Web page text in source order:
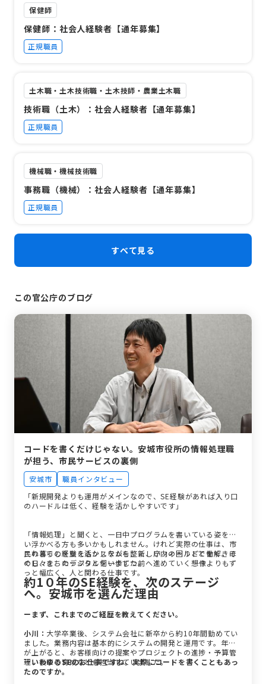
保健師
保健師：社会人経験者【通年募集】
正規職員
土木職・土木技術職・土木技師・農業土木職
技術職（土木）：社会人経験者【通年募集】
正規職員
機械職・機械技術職
事務職（機械）：社会人経験者【通年募集】
正規職員
すべて見る
この官公庁のブログ
コードを書くだけじゃない。安城市役所の情報処理職
が担う、市民サービスの裏側
安城市
職員インタビュー
「新規開発よりも運用がメインなので、SE経験があれば入り口
のハードルは低く、経験を活かしやすいです」
「情報処理」と聞くと、一日中プログラムを書いている姿を思
い浮かべる方も多いかもしれません。けれど実際の仕事は、市
民の暮らしを支えるシステムを整え、庁内の困りごとを解きほ
ぐし、まちのデジタルを一歩ずつ前へ進めていく――想像よりもず
っと幅広く、人と関わる仕事です。
これまでの経験を活かしながら、新しいフィールドで働く。そ
の日々を、たっぷりと伺いました。
約1０年のSE経験を、次のステージ
へ。安城市を選んだ理由
ーまず、これまでのご経歴を教えてください。
小川： 大学卒業後、システム会社に新卒から約10年間勤めてい
ました。業務内容は基本的にシステムの開発と運用です。年次
が上がると、お客様向けの提案やプロジェクトの進捗・予算管
理、後輩の育成なども担当していました。
ーいわゆるSEのお仕事ですね。実際にコードを書くこともあっ
たのですか。